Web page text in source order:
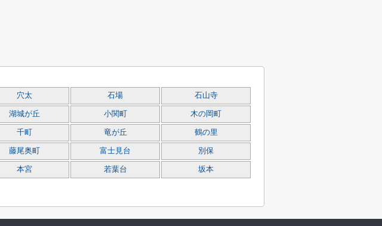
穴太 石場 石山寺
湖城が丘 小関町 木の岡町
千町 竜が丘 鶴の里
藤尾奥町 富士見台 別保
本宮 若葉台 坂本